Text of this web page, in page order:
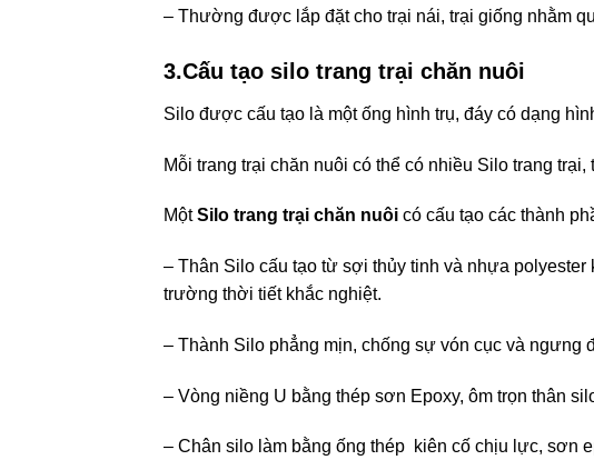
– Thường được lắp đặt cho trại nái, trại giống nhằm
3.Cấu tạo silo trang trại chăn nuôi
Silo được cấu tạo là một ống hình trụ, đáy có dạng
Mỗi trang trại chăn nuôi có thể có nhiều Silo trang
MộtSilo trang trại chăn nuôi có cấu tạo các thành
– Thân Silo cấu tạo từ sợi thủy tinh và nhựa
trường thời tiết khắc nghiệt.
– Thành Silo phẳng mịn, chống sự vón cục và ngưng
– Vòng niềng U bằng thép sơn Epoxy, ôm trọn thân
– Chân silo làm bằng ống thép kiên cố chịu lực, sơn